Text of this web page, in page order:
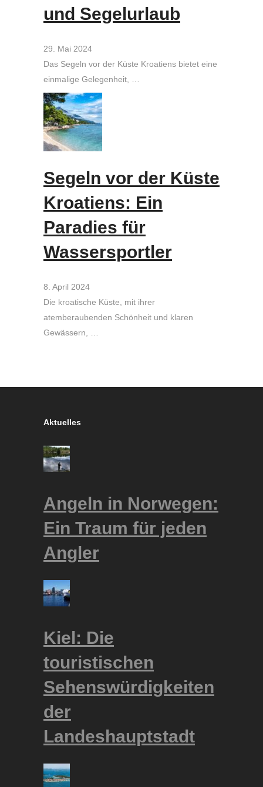
und Segelurlaub
29. Mai 2024
Das Segeln vor der Küste Kroatiens bietet eine
einmalige Gelegenheit, …
Segeln vor der Küste
Kroatiens: Ein
Paradies für
Wassersportler
8. April 2024
Die kroatische Küste, mit ihrer
atemberaubenden Schönheit und klaren
Gewässern, …
Aktuelles
Angeln in Norwegen:
Ein Traum für jeden
Angler
Kiel: Die
touristischen
Sehenswürdigkeiten
der
Landeshauptstadt